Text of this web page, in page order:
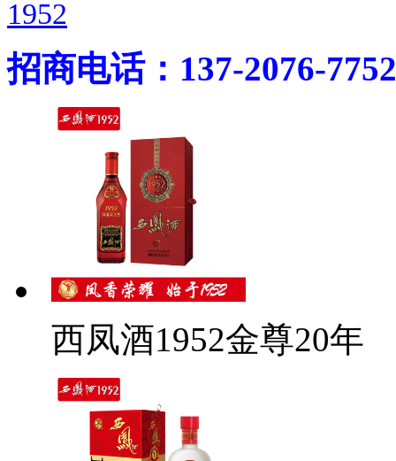
1952
招商电话：137-2076-7752
西凤酒1952金尊20年